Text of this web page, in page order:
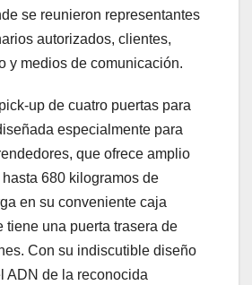
se reunieron representantes
autorizados, clientes,
y medios de comunicación.
up de cuatro puertas para
especialmente para
que ofrece amplio
680 kilogramos de
en su conveniente caja
una puerta trasera de
Con su indiscutible diseño
ADN de la reconocida